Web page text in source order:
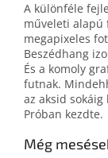
A különféle
műveleti alapú
megapixeles
Beszédhang
És a komoly
futnak.
az aksid
Próban kezdte.
Még